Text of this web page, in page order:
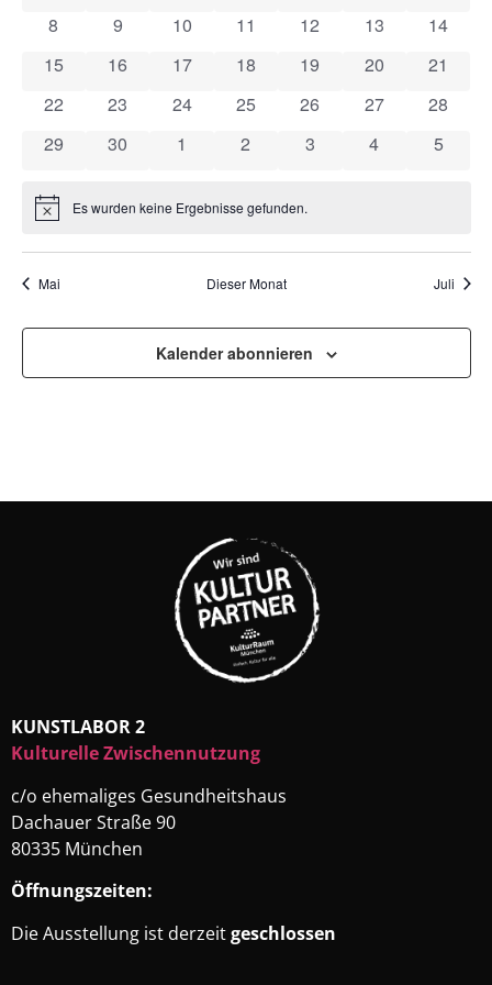
UND
VON
VERANSTALTUNGEN
0 Veranstaltungen
8 0 Veranstaltungen
9 0 Veranstaltungen
10 0 Veranstaltungen
11 0 Veranstaltungen
12 0
13 0
14
0 Veranstaltungen
15 0 Veranstaltungen
16 0 Veranstaltungen
17 0 Veranstaltungen
18 0 Veranstaltungen
19 0
20 0
21
0 Veranstaltungen
22 0 Veranstaltungen
23 0 Veranstaltungen
24 0 Veranstaltungen
25 0 Veranstaltungen
26 0
27 0
28
0 Veranstaltungen
29 0 Veranstaltungen
30 0 Veranstaltungen
1 0 Veranstaltungen
2 0 Veranstaltungen
3 0
4 0
5
HinweisEs wurden keine Ergebnisse gefunden.
Mai Dieser Monat Juli
Kalender abonnieren
KUNSTLABOR 2
Kulturelle Zwischennutzung
c/o ehemaliges Gesundheitshaus
Dachauer Straße 90
80335 München
Öffnungszeiten:
Die Ausstellung ist derzeitgeschlossen